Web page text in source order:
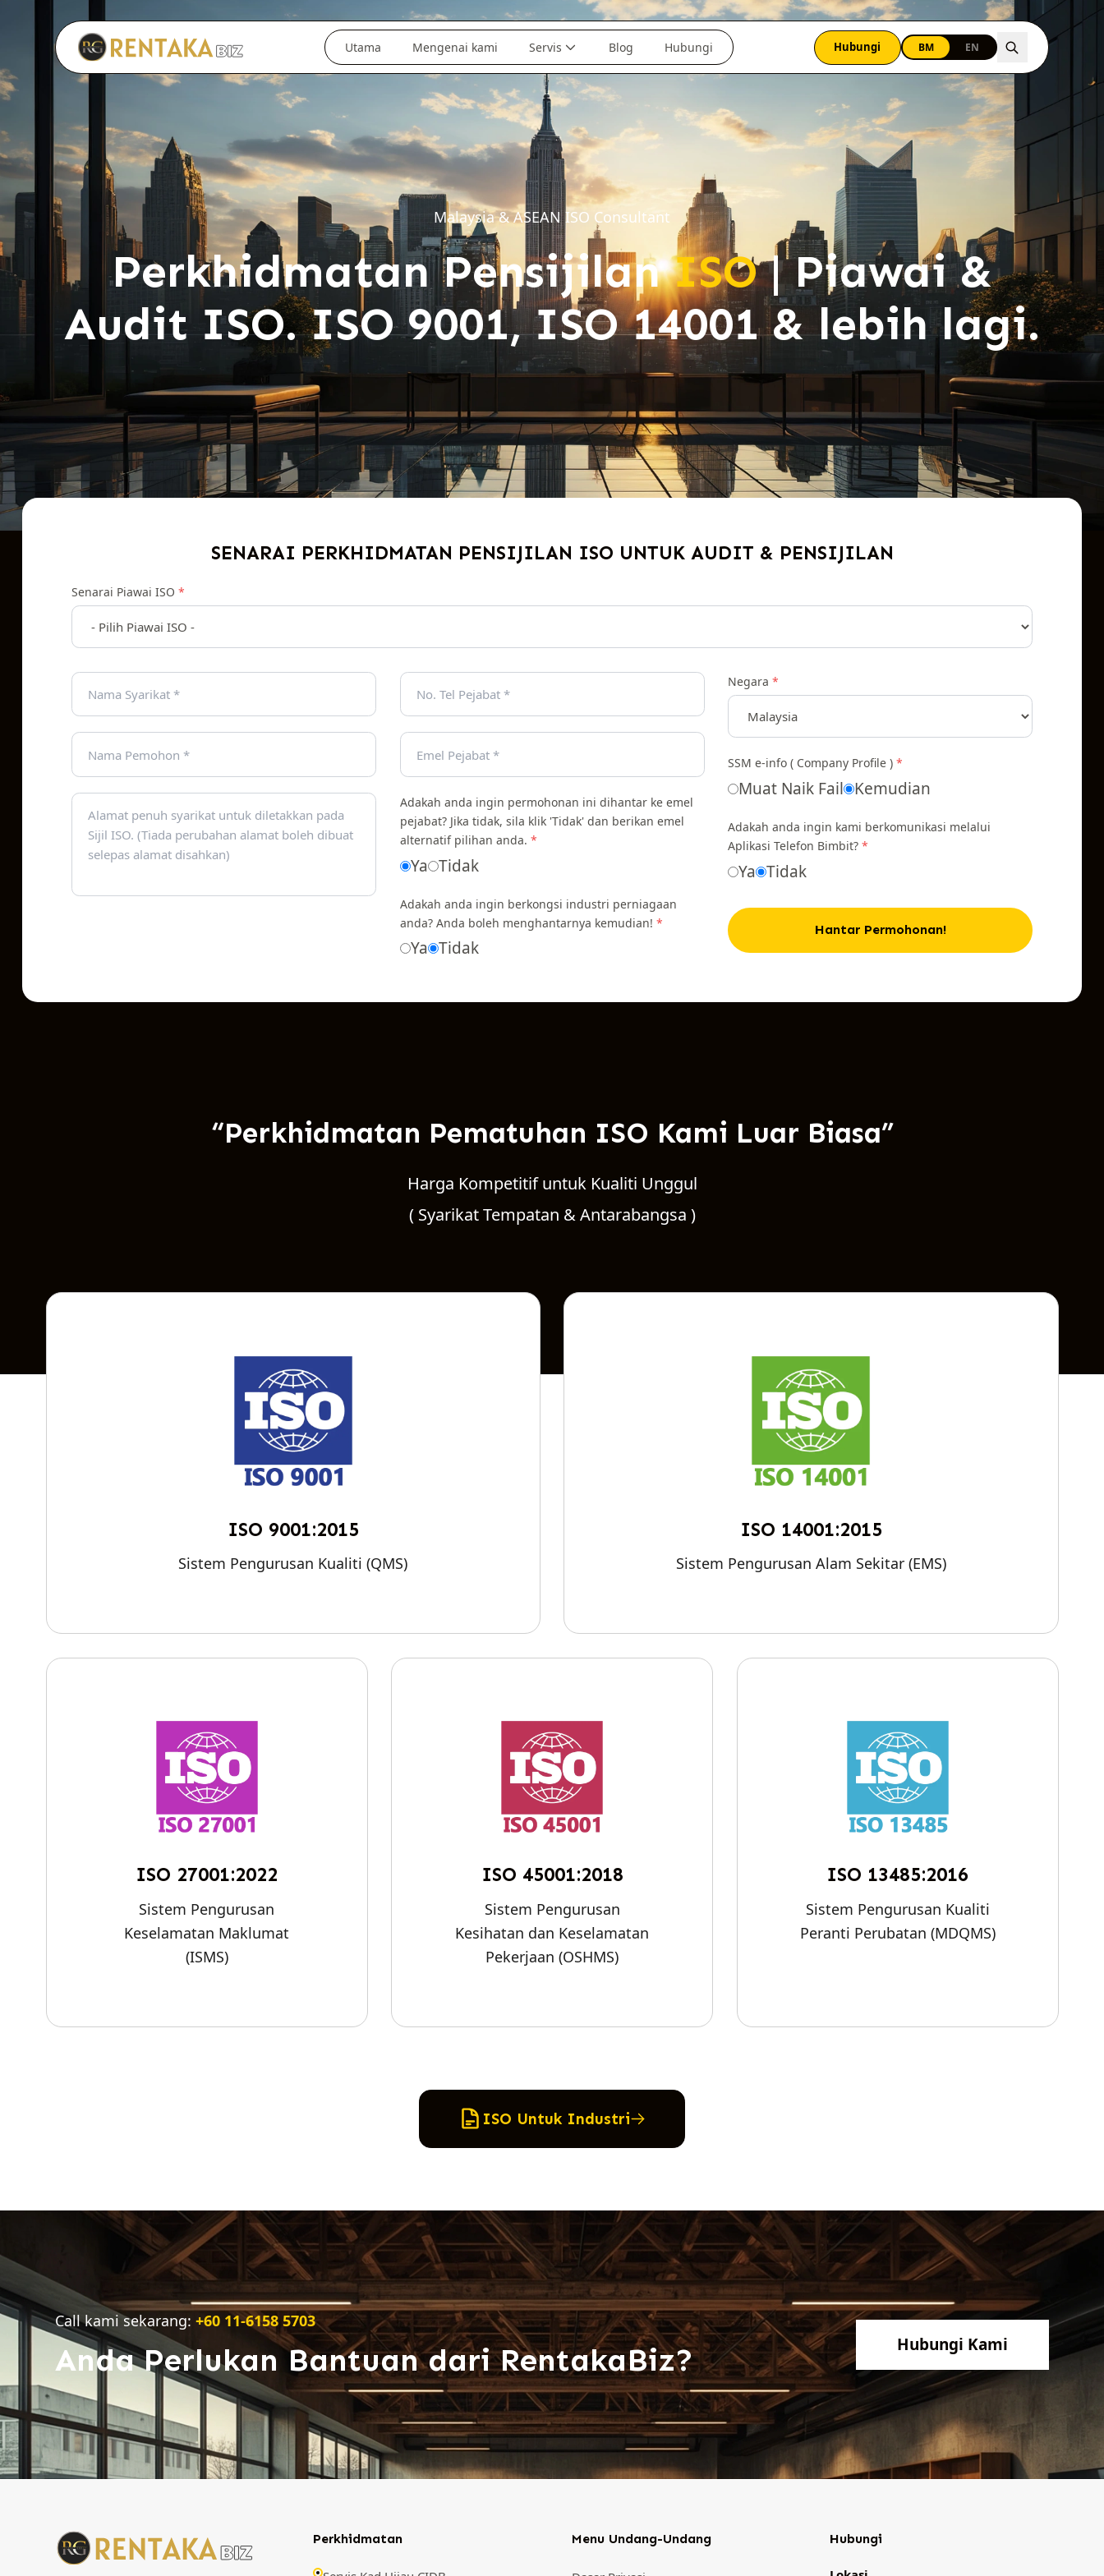
Utama Mengenai kami Servis Blog Hubungi Hubungi BM EN
Malaysia & ASEAN ISO Consultant
Perkhidmatan PensijilanISO| Piawai &
Audit ISO. ISO 9001, ISO 14001 & lebih lagi.
SENARAI PERKHIDMATAN PENSIJILAN ISO UNTUK AUDIT & PENSIJILAN
Senarai Piawai ISO *
Adakah anda ingin permohonan ini dihantar ke emel
pejabat? Jika tidak, sila klik 'Tidak' dan berikan emel
alternatif pilihan anda. *
Ya Tidak
Adakah anda ingin berkongsi industri perniagaan
anda? Anda boleh menghantarnya kemudian! *
Ya Tidak
Negara *
SSM e-info ( Company Profile ) *
Muat Naik Fail Kemudian
Adakah anda ingin kami berkomunikasi melalui
Aplikasi Telefon Bimbit? *
Ya Tidak
Hantar Permohonan!
“Perkhidmatan Pematuhan ISO Kami Luar Biasa”
Harga Kompetitif untuk Kualiti Unggul
( Syarikat Tempatan & Antarabangsa )
ISO 9001:2015
Sistem Pengurusan Kualiti (QMS)
ISO 14001:2015
Sistem Pengurusan Alam Sekitar (EMS)
ISO 27001:2022
Sistem Pengurusan
Keselamatan Maklumat
(ISMS)
ISO 45001:2018
Sistem Pengurusan
Kesihatan dan Keselamatan
Pekerjaan (OSHMS)
ISO 13485:2016
Sistem Pengurusan Kualiti
Peranti Perubatan (MDQMS)
ISO Untuk Industri
Call kami sekarang:+60 11-6158 5703
Anda Perlukan Bantuan dari RentakaBiz? Hubungi Kami
Perkhidmatan Menu Undang-Undang Hubungi